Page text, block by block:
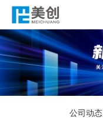
公司动态